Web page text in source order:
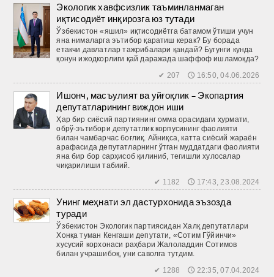
Экологик хавфсизлик таъминланмаган
иқтисодиёт инқирозга юз тутади
Ўзбекистон «яшил» иқтисодиётга батамом ўтиши учун
яна нималарга эътибор қаратиш керак? Бу борада
етакчи давлатлар тажрибалари қандай? Бугунги кунда
қонун ижодкорлиги қай даражада шаффоф ишламоқда?
✔ 207 🕔 16:50, 04.06.2026
Ишонч, масъулият ва уйғоқлик – Экопартия
депутатларининг виждон иши
Ҳар бир сиёсий партиянинг омма орасидаги ҳурмати,
обрў-эътибори депутатлик корпусининг фаолияти
билан чамбарчас боғлиқ. Айниқса, катта сиёсий жараён
арафасида депутатларнинг ўтган муддатдаги фаолияти
яна бир бор сарҳисоб қилиниб, тегишли хулосалар
чиқарилиши табиий.
✔ 1182 🕔 17:43, 23.08.2024
Унинг меҳнати эл дастурхонида эъзозда
туради
Ўзбекистон Экологик партиясидан Халқ депутатлари
Хонқа туман Кенгаши депутати, «Сотим Гўйинчи»
хусусий корхонаси раҳбари Жалоладдин Сотимов
билан учрашибоқ, уни саволга тутдим.
✔ 1288 🕔 22:35, 07.04.2024